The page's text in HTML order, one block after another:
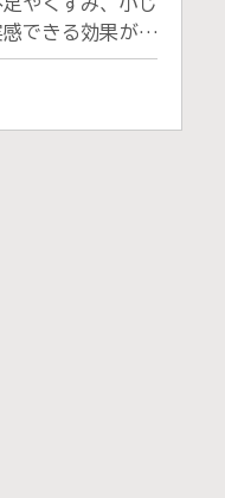
できる効果があ
サージピールは
術のため初めて